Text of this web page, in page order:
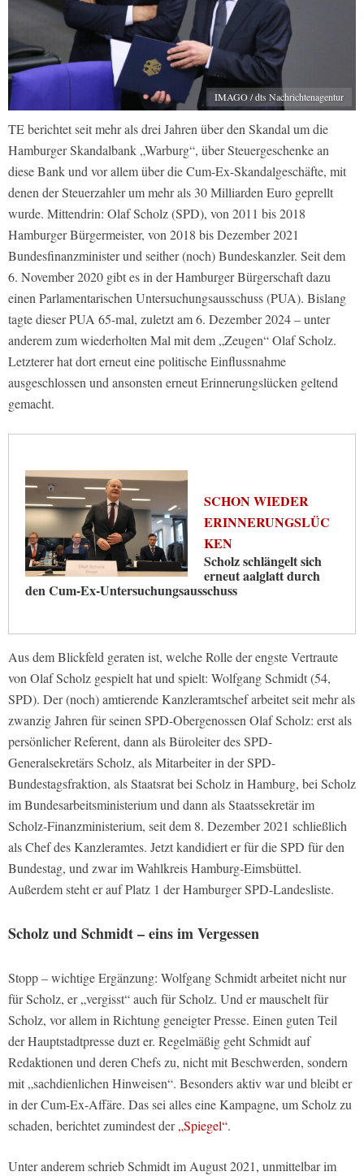
IMAGO / dts Nachrichtenagentur
TE berichtet seit mehr als drei Jahren über den Skandal um die
Hamburger Skandalbank „Warburg“, über Steuergeschenke an
diese Bank und vor allem über die Cum-Ex-Skandalgeschäfte, mit
denen der Steuerzahler um mehr als 30 Milliarden Euro geprellt
wurde. Mittendrin: Olaf Scholz (SPD), von 2011 bis 2018
Hamburger Bürgermeister, von 2018 bis Dezember 2021
Bundesfinanzminister und seither (noch) Bundeskanzler. Seit dem
6. November 2020 gibt es in der Hamburger Bürgerschaft dazu
einen Parlamentarischen Untersuchungsausschuss (PUA). Bislang
tagte dieser PUA 65-mal, zuletzt am 6. Dezember 2024 – unter
anderem zum wiederholten Mal mit dem „Zeugen“ Olaf Scholz.
Letzterer hat dort erneut eine politische Einflussnahme
ausgeschlossen und ansonsten erneut Erinnerungslücken geltend
gemacht.
SCHON WIEDER
ERINNERUNGSLÜC
KEN
Scholz schlängelt sich
erneut aalglatt durch
den Cum-Ex-Untersuchungsausschuss
Aus dem Blickfeld geraten ist, welche Rolle der engste Vertraute
von Olaf Scholz gespielt hat und spielt: Wolfgang Schmidt (54,
SPD). Der (noch) amtierende Kanzleramtschef arbeitet seit mehr als
zwanzig Jahren für seinen SPD-Obergenossen Olaf Scholz: erst als
persönlicher Referent, dann als Büroleiter des SPD-
Generalsekretärs Scholz, als Mitarbeiter in der SPD-
Bundestagsfraktion, als Staatsrat bei Scholz in Hamburg, bei Scholz
im Bundesarbeitsministerium und dann als Staatssekretär im
Scholz-Finanzministerium, seit dem 8. Dezember 2021 schließlich
als Chef des Kanzleramtes. Jetzt kandidiert er für die SPD für den
Bundestag, und zwar im Wahlkreis Hamburg-Eimsbüttel.
Außerdem steht er auf Platz 1 der Hamburger SPD-Landesliste.
Scholz und Schmidt – eins im Vergessen
Stopp – wichtige Ergänzung: Wolfgang Schmidt arbeitet nicht nur
für Scholz, er „vergisst“ auch für Scholz. Und er mauschelt für
Scholz, vor allem in Richtung geneigter Presse. Einen guten Teil
der Hauptstadtpresse duzt er. Regelmäßig geht Schmidt auf
Redaktionen und deren Chefs zu, nicht mit Beschwerden, sondern
mit „sachdienlichen Hinweisen“. Besonders aktiv war und bleibt er
in der Cum-Ex-Affäre. Das sei alles eine Kampagne, um Scholz zu
schaden, berichtet zumindest der„Spiegel“.
Unter anderem schrieb Schmidt im August 2021, unmittelbar im